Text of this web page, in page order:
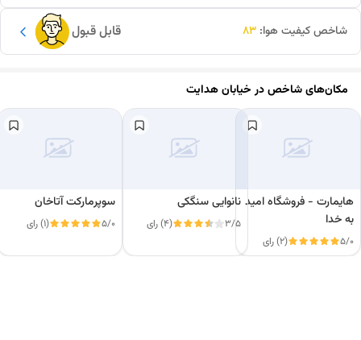
قابل قبول شاخص کیفیت هوا: 83
مکان‌های شاخص درخیابان هدایت
هایمارت - فروشگاه امید
به خدا
5/0 (2) رای
نانوایی سنگکی
3/5 (4) رای
سوپرمارکت آتاخان
5/0 (1) رای